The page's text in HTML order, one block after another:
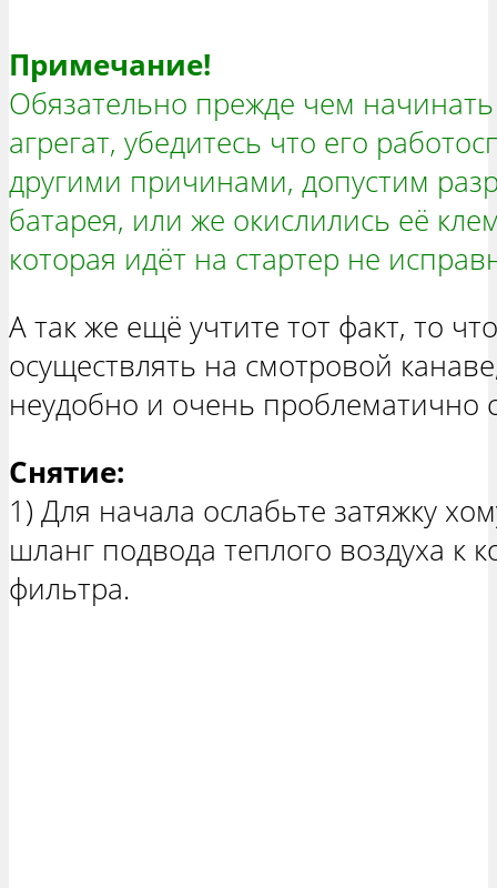
Примечание!
Обязательно прежде чем
агрегат, убедитесь что его
другими причинами, допустим
батарея, или же окислились её
которая идёт на стартер не
А так же ещё учтите тот факт, то
осуществлять на смотровой
неудобно и очень проблематично
Снятие:
1) Для начала ослабьте затяжку
шланг подвода теплого воздуха к
фильтра.